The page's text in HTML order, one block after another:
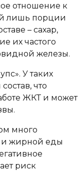
отношение к
лишь порции
– сахар,
их частого
железы.
У таких
что
ЖКТ и может
много
и жирной еды
риск